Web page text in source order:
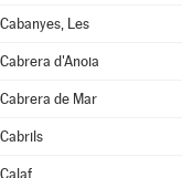
Cabanyes, Les
Cabrera d'Anoia
Cabrera de Mar
Cabrils
Calaf